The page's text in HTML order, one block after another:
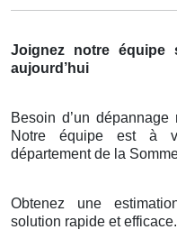
Joignez notre équipe
aujourd’hui
Besoin d’un
Notre équipe est à
département de la
Obtenez une
solution rapide et efficace.